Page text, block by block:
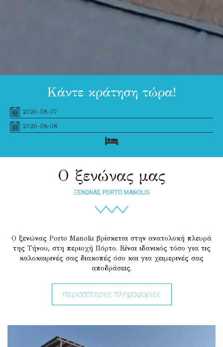
Κάντε κράτηση τώρα!
Ο ξενώνας μας
ΞΕΝΩΝΑΣ PORTO MANOLIS
Ο ξενώνας Porto Manolis βρίσκεται στην ανατολοκή πλευρά
της Τήνου, στη περιοχή Πόρτο. Είναι ιδανικός τόσο για τις
καλοκαιρινές σας διακοπές όσο και για χειμερινές σας
αποδράσεις.
περισσότερες πληροφορίες